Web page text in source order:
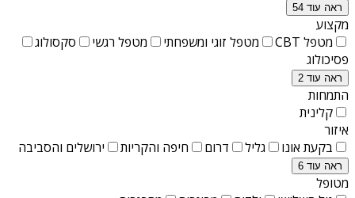
ראה עוד 54
מקצוע
מטפל CBT
מטפל זוגי ומשפחתי מטפל רגשי
סקסולוג
פסיכולוג
ראה עוד 2
התמחות
קלינית
איזור
בקעת אונו
גליל דרום חיפה והקריות ירושלים והסביבה
ראה עוד 6
מטופל